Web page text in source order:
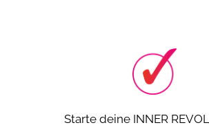
Starte deine INNER